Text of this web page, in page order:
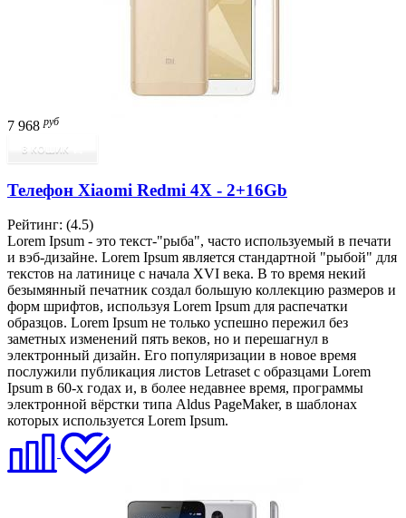
7 968 руб
В КОШИК
Телефон Xiaomi Redmi 4X - 2+16Gb
Рейтинг: (4.5)
Lorem Ipsum - это текст-"рыба", часто используемый в печати
и вэб-дизайне. Lorem Ipsum является стандартной "рыбой" для
текстов на латинице с начала XVI века. В то время некий
безымянный печатник создал большую коллекцию размеров и
форм шрифтов, используя Lorem Ipsum для распечатки
образцов. Lorem Ipsum не только успешно пережил без
заметных изменений пять веков, но и перешагнул в
электронный дизайн. Его популяризации в новое время
послужили публикация листов Letraset с образцами Lorem
Ipsum в 60-х годах и, в более недавнее время, программы
электронной вёрстки типа Aldus PageMaker, в шаблонах
которых используется Lorem Ipsum.